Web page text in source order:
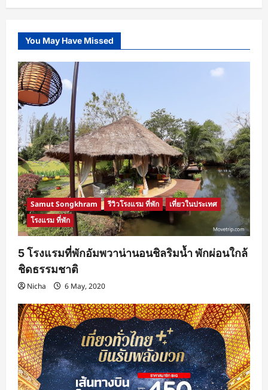
Andakira
phuket
เรียบ
ง่าย
สะดวก
สบาย
น่า
พัก
ใกล้
แหล่ง
ท่อง
เที่ยว
You May Have Missed
Samut Songkhram รีวิวโรงแรม ที่พัก
เที่ยวในประเทศ
โรงแรม ที่พัก
5 โรงแรมที่พักอัมพวาน่านอนชิลริมน้ำ พักผ่อนใกล้
ชิดธรรมชาติ
Nicha 6 May, 2020